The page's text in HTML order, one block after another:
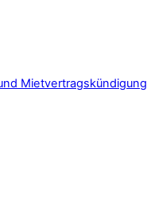
Mietvertragskündigung